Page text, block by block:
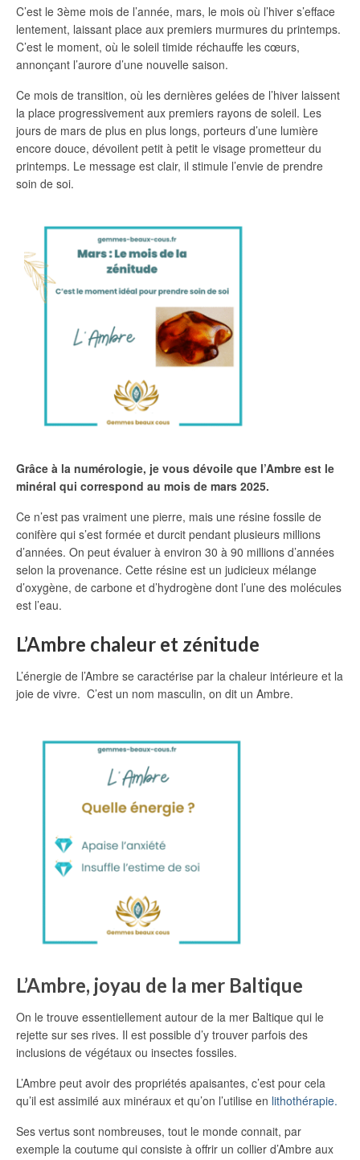
C’est le 3ème mois de l’année, mars, le mois où l’hiver s’efface
lentement, laissant place aux premiers murmures du printemps.
C’est le moment, où le soleil timide réchauffe les cœurs,
annonçant l’aurore d’une nouvelle saison.
Ce mois de transition, où les dernières gelées de l’hiver laissent
la place progressivement aux premiers rayons de soleil. Les
jours de mars de plus en plus longs, porteurs d’une lumière
encore douce, dévoilent petit à petit le visage prometteur du
printemps. Le message est clair, il stimule l’envie de prendre
soin de soi.
Grâce à la numérologie, je vous dévoile que l’Ambre est le
minéral qui correspond au mois de mars 2025.
Ce n’est pas vraiment une pierre, mais une résine fossile de
conifère qui s’est formée et durcit pendant plusieurs millions
d’années. On peut évaluer à environ 30 à 90 millions d’années
selon la provenance. Cette résine est un judicieux mélange
d’oxygène, de carbone et d’hydrogène dont l’une des molécules
est l’eau.
L’Ambre chaleur et zénitude
L’énergie de l’Ambre se caractérise par la chaleur intérieure et la
joie de vivre. C’est un nom masculin, on dit un Ambre.
L’Ambre, joyau de la mer Baltique
On le trouve essentiellement autour de la mer Baltique qui le
rejette sur ses rives. Il est possible d’y trouver parfois des
inclusions de végétaux ou insectes fossiles.
L’Ambre peut avoir des propriétés apaisantes, c’est pour cela
qu’il est assimilé aux minéraux et qu’on l’utilise en lithothérapie.
Ses vertus sont nombreuses, tout le monde connait, par
exemple la coutume qui consiste à offrir un collier d’Ambre aux